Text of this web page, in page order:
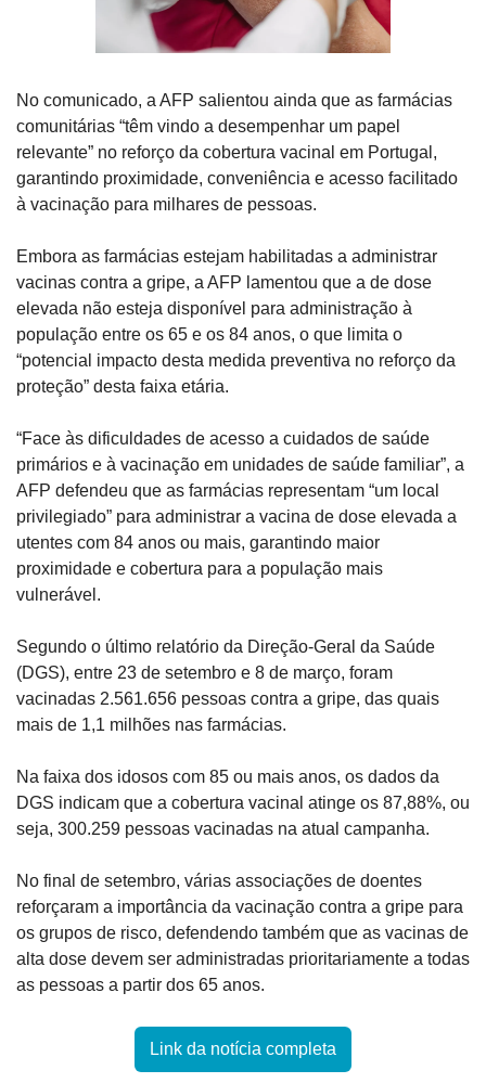
No comunicado, a AFP salientou ainda que as farmácias
comunitárias “têm vindo a desempenhar um papel
relevante” no reforço da cobertura vacinal em Portugal,
garantindo proximidade, conveniência e acesso facilitado
à vacinação para milhares de pessoas.
Embora as farmácias estejam habilitadas a administrar
vacinas contra a gripe, a AFP lamentou que a de dose
elevada não esteja disponível para administração à
população entre os 65 e os 84 anos, o que limita o
“potencial impacto desta medida preventiva no reforço da
proteção” desta faixa etária.
“Face às dificuldades de acesso a cuidados de saúde
primários e à vacinação em unidades de saúde familiar”, a
AFP defendeu que as farmácias representam “um local
privilegiado” para administrar a vacina de dose elevada a
utentes com 84 anos ou mais, garantindo maior
proximidade e cobertura para a população mais
vulnerável.
Segundo o último relatório da Direção-Geral da Saúde
(DGS), entre 23 de setembro e 8 de março, foram
vacinadas 2.561.656 pessoas contra a gripe, das quais
mais de 1,1 milhões nas farmácias.
Na faixa dos idosos com 85 ou mais anos, os dados da
DGS indicam que a cobertura vacinal atinge os 87,88%, ou
seja, 300.259 pessoas vacinadas na atual campanha.
No final de setembro, várias associações de doentes
reforçaram a importância da vacinação contra a gripe para
os grupos de risco, defendendo também que as vacinas de
alta dose devem ser administradas prioritariamente a todas
as pessoas a partir dos 65 anos.
Link da notícia completa